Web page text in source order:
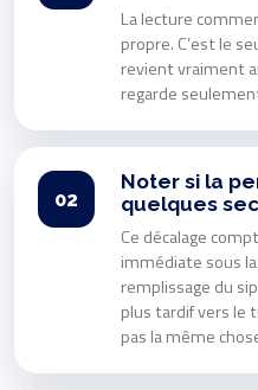
La lecture
propre. C’est le
revient vraiment
regarde
02
Noter si la
quelques
Ce décalage
immédiate sous
remplissage du
plus tardif vers le
pas la même